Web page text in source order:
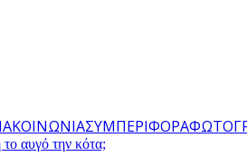
ΚΟΙΝΩΝΙΑΣΥΜΠΕΡΙΦΟΡΑ